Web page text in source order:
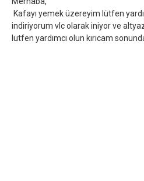
Kafayı yemek üzereyim lütfen
indiriyorum vlc olarak iniyor ve
lutfen yardımcı olun kırıcam